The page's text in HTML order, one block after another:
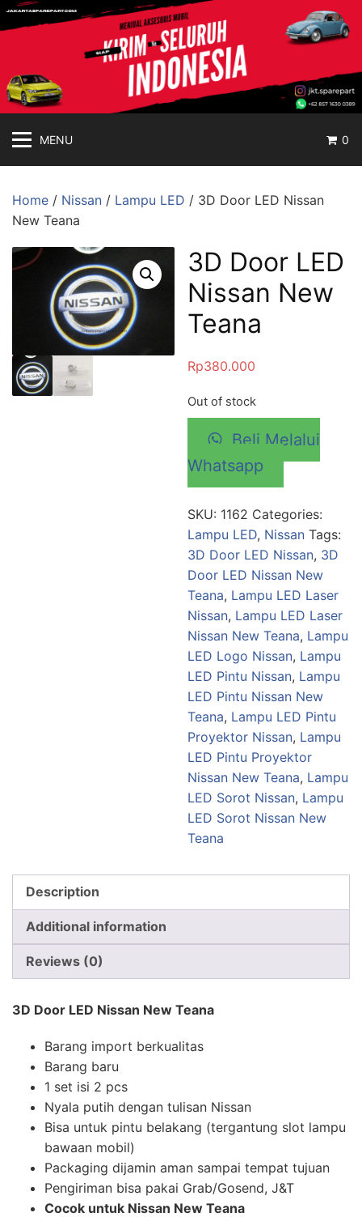
Langsung
ke
jakartasparepart
Online
MENU 0
Home / Nissan / Lampu LED / 3D Door LED Nissan
New Teana
3D Door LED
Nissan New
Teana
Rp380.000
Out of stock
Beli Melalui
Whatsapp
SKU: 1162 Categories:
Lampu LED, Nissan Tags:
3D Door LED Nissan, 3D
Door LED Nissan New
Teana, Lampu LED Laser
Nissan, Lampu LED Laser
Nissan New Teana, Lampu
LED Logo Nissan, Lampu
LED Pintu Nissan, Lampu
LED Pintu Nissan New
Teana, Lampu LED Pintu
Proyektor Nissan, Lampu
LED Pintu Proyektor
Nissan New Teana, Lampu
LED Sorot Nissan, Lampu
LED Sorot Nissan New
Teana
Description
Additional information
Reviews (0)
3D Door LED Nissan New Teana
Barang import berkualitas
Barang baru
1 set isi 2 pcs
Nyala putih dengan tulisan Nissan
Bisa untuk pintu belakang (tergantung slot lampu
bawaan mobil)
Packaging dijamin aman sampai tempat tujuan
Pengiriman bisa pakai Grab/Gosend, J&T
Cocok untuk Nissan New Teana